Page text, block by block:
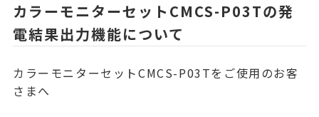
カラーモニターセットCMCS-P03Tの発
電結果出力機能について
カラーモニターセットCMCS-P03Tをご使用のお客
さまへ